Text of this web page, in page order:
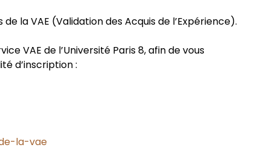
IP et la COED
la VAE (Validation des Acquis de l’Expérience).
VAE de l’Université Paris 8, afin de vous
d’inscription :
la-vae